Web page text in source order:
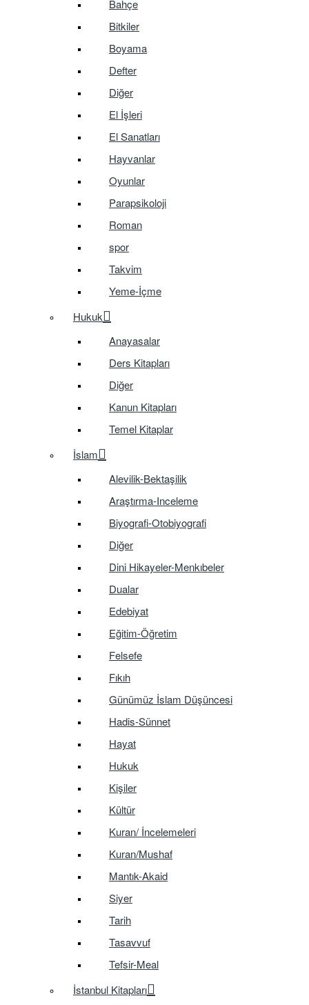
Bahçe
Bitkiler
Boyama
Defter
Diğer
El İşleri
El Sanatları
Hayvanlar
Oyunlar
Parapsikoloji
Roman
spor
Takvim
Yeme-İçme
Hukuk
Anayasalar
Ders Kitapları
Diğer
Kanun Kitapları
Temel Kitaplar
İslam
Alevilik-Bektaşilik
Araştırma-Inceleme
Biyografi-Otobiyografi
Diğer
Dini Hikayeler-Menkıbeler
Dualar
Edebiyat
Eğitim-Öğretim
Felsefe
Fıkıh
Günümüz İslam Düşüncesi
Hadis-Sünnet
Hayat
Hukuk
Kişiler
Kültür
Kuran/ İncelemeleri
Kuran/Mushaf
Mantık-Akaid
Siyer
Tarih
Tasavvuf
Tefsir-Meal
İstanbul Kitapları